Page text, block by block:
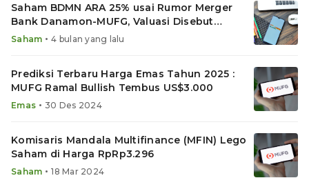
Saham BDMN ARA 25% usai Rumor Merger
Bank Danamon-MUFG, Valuasi Disebut
Rp8.000
Saham • 4 bulan yang lalu
Prediksi Terbaru Harga Emas Tahun 2025 :
MUFG Ramal Bullish Tembus US$3.000
Emas • 30 Des 2024
Komisaris Mandala Multifinance (MFIN) Lego
Saham di Harga RpRp3.296
Saham • 18 Mar 2024